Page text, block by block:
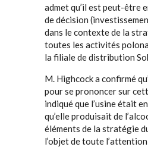
admet qu’il est peut-être
de décision
dans le contexte de la
toutes les activités
la filiale de distribution
M. Highcock a confirmé
pour se prononcer sur
indiqué que l’usine était
qu’elle produisait de
éléments de la stratégie
l’objet de toute